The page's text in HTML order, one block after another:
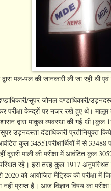
द्वारा पल-पल की जानकारी ली जा रही थी
सुपर जोनल दण्डाधिकारी/
परीक्षा केन्द्रों पर नजर रखे हुए थे। मालूम
द्वारा माकुल व्यवस्था की गई थी।कुल
उड़नदस्ता दंडाधिकारी प्रतीनियुक्त
कुल 34551परीक्षार्थियों में से 33488
पाली की परीक्षा में आवंटित कुल
रहे। इस तरह कुल 1917 अनुपस्थित
2020 को आयोजित मैट्रिक की परीक्षा में
प्राप्त है। आज विज्ञान विषय का